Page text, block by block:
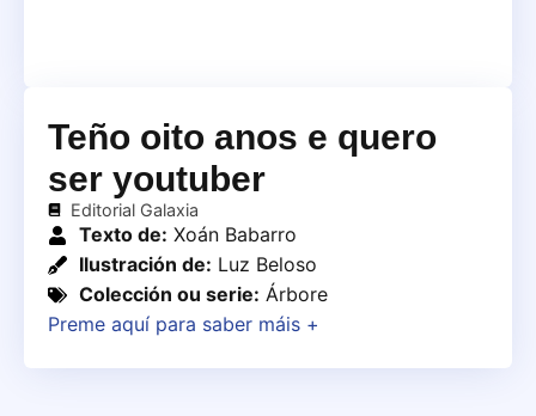
Teño oito anos e quero
ser youtuber
Editorial Galaxia
Texto de: Xoán Babarro
Ilustración de: Luz Beloso
Colección ou serie: Árbore
Preme aquí para saber máis +